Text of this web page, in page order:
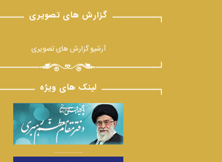
گزارش های تصویری
آرشیو گزارش های تصویری
لینک های ویژه
................